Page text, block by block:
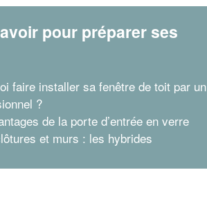
pour préparer ses
faire installer sa fenêtre de toit par un
?
de la porte d’entrée en verre
et murs : les hybrides